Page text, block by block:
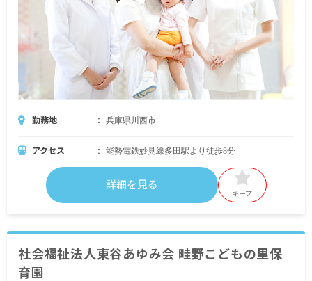
勤務地 兵庫県川西市
アクセス 能勢電鉄妙見線多田駅より徒歩8分
詳細を見る
キープ
社会福祉法人東谷あゆみ会 畦野こどもの里保
育園